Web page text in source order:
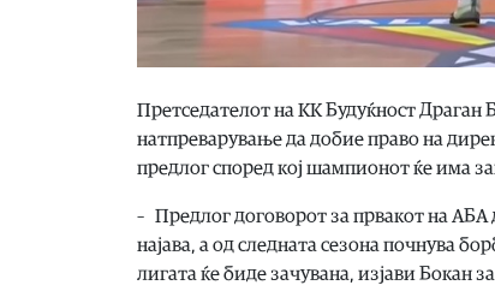
Претседателот на КК Будуќност
натпреварување да добие право на
предлог според кој шампионот ќе има
– Предлог договорот за првакот на АБА
најава, а од следната сезона почнува
лигата ќе биде зачувана, изјави Бокан